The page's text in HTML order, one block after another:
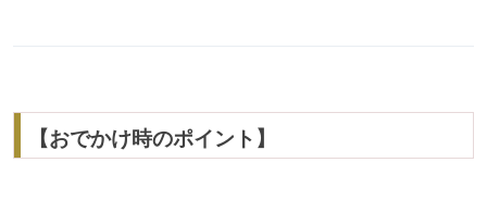
【おでかけ時のポイント】